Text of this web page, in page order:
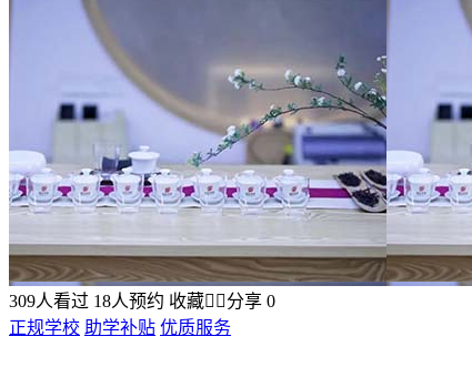
309人看过 18人预约 收藏 分享 0
正规学校 助学补贴 优质服务